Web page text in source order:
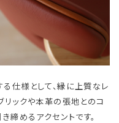
仕様として、縁に上質なレ
リックや本革の張地とのコ
締めるアクセントです。